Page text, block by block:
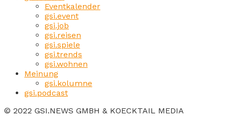
Eventkalender
gsi.event
gsi.job
gsi.reisen
gsi.spiele
gsi.trends
gsi.wohnen
Meinung
gsi.kolumne
gsi.podcast
© 2022 GSI.NEWS GMBH & KOECKTAIL MEDIA